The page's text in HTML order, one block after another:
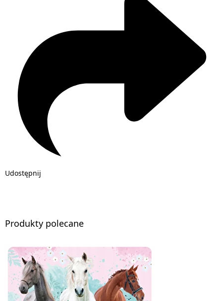
Udostępnij
Produkty polecane